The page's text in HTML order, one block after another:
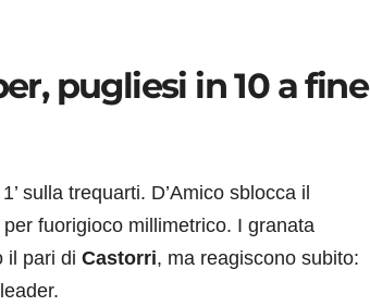
pugliesi in 10 a fine
sulla trequarti. D’Amico sblocca il
fuorigioco millimetrico. I granata
il pari di Castorri, ma reagiscono subito: